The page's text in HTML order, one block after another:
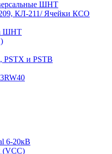
ШНТ
КЛ-211/ Ячейки КСО
ШНТ
PSTX и PSTB
6-20кВ
(VCC)